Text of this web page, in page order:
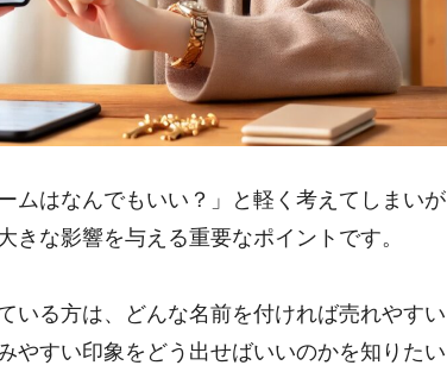
ムはなんでもいい？」と軽く考えてしまいが
な影響を与える重要なポイントです。
いる方は、どんな名前を付ければ売れやすい
やすい印象をどう出せばいいのかを知りたい